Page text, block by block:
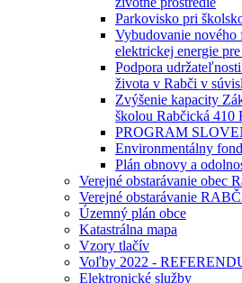
Parkovisko pri
Vybudovanie
elektrickej energie
Podpora
života v Rabči v
Zvýšenie kapacity
školou Rabčická 410
PROGRAM
Environmentálny fond
Plán obnovy a
Verejné obstarávanie obec
Verejné obstarávanie
Územný plán obce
Katastrálna mapa
Vzory tlačív
Voľby 2022 -
Elektronické služby